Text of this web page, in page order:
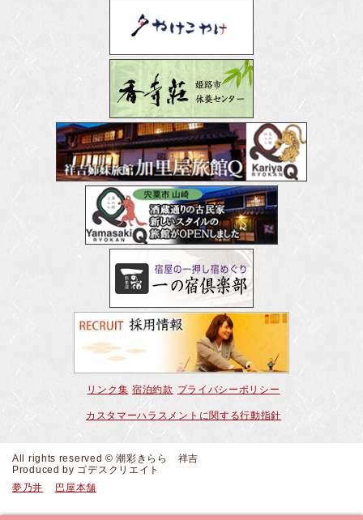
リンク集 宿泊約款 プライバシーポリシー
カスタマーハラスメントに関する行動指針
All rights reserved © 潮彩きらら 祥吉
Produced by ゴデスクリエイト
夢乃井
巴屋本舗